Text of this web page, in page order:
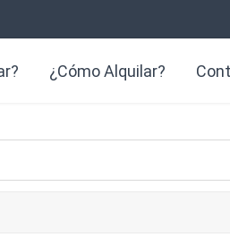
¿Cómo Alquilar?